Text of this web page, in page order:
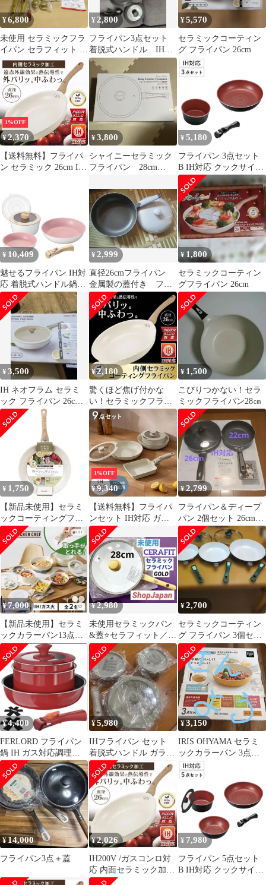
¥6,800
未使用 セラミックフラ
イパン セラフィット 4
点セット24cm28cm ガ
ラス蓋
¥2,800
フライパン3点セット
着脱式ハンドル IH対
応
¥5,570
セラミックコーティン
グ フライパン 26cm
1%OFF
¥2,370
【送料無料】フライパ
ン セラミック 26cm IH
い 遠赤外線 ih ガス火
時短調理 お手入れ簡単
炒め鍋 80S◇ セラミッ
クフライパン コー
ド:20028
¥3,800
シャイニーセラミック
フライパン 28cm
¥ 5,180
フライパン 3点セット
B IH対応 クックサイン
取っ手付き クックウェ
ア3点セットB 取っ手が
取れる （ フライパン
24cm 鍋16cm ガス火対
応 アルミ 取っ手が取れ
る 浅型フライパン 深型
セット オール熱源対応
）)
¥ 10,409
魅せるフライパン IH対
応 着脱式ハンドル鍋3
点セット MB-2164
¥ 2,999
直径26cmフライパン
金属製の蓋付き フッ
素樹脂加工
¥ 1,800
セラミックコーティン
グフライパン 26cm
¥3,500
IH ネオフラム セラミ
ック フライパン 26cm
蓋つき
¥2,180
驚くほど焦げ付かな
い！セラミックフライ
パン 26cm
¥ 1,500
こびりつかない！セラ
ミックフライパン28㎝
¥ 1,750
【新品未使用】セラミ
ックコーティングフラ
イパン 26cm(送料込)
1%OFF
¥9,340
【送料無料】フライパ
ンセット IH対応 ガス
火対応 オーブン対応 セ
ラミック コーティング
深型 鍋 卵焼き 食洗器
対応 まとめて収納 脱着
式ハンドル 耐熱温度
220℃ 9点セット コー
ド:22430
¥2,799
フライパン＆ディープ
パン 2個セット 26cm
22cm ガラス蓋 IH対応
¥7,000
【新品未使用】セラミ
ックカラーパン13点
SET CC-13S
¥2,980
未使用セラミックパン
&蓋⭐️セラフィット／
28cm／GOLD／
ShopJapan
¥2,700
セラミックコーティン
グ フライパン 3個セッ
ト
¥4,400
FERLORD フライパン
鍋 IH ガス対応調理器
具 7点 レッド セット
¥5,980
IHフライパン セット
着脱式ハンドル ガラス
蓋付き
¥3,150
IRIS OHYAMA セラミ
ックカラーパン 3点セ
ット H-CC-SE3
¥ 14,000
フライパン3点＋蓋
¥2,026
IH200V /ガスコンロ対
応 内面セラミック加工
フライパン 直径 26cm
¥ 7,980
フライパン 5点セット
B IH対応 クックサイン